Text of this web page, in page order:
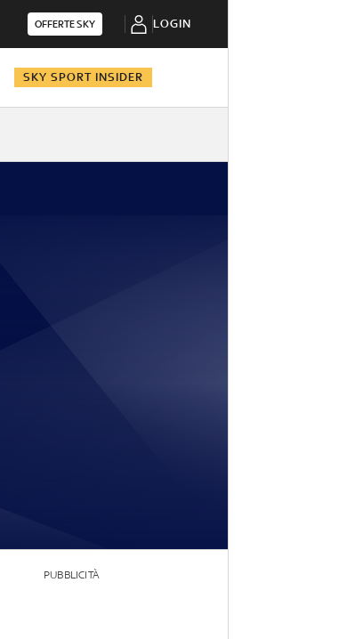
OFFERTE SKY LOGIN
SKY SPORT INSIDER
PUBBLICITÀ